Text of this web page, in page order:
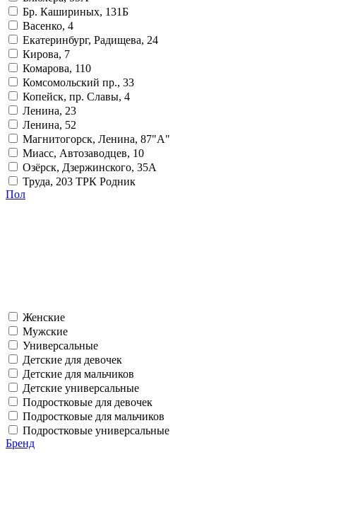
Бр. Кашириных, 131Б
Васенко, 4
Екатеринбург, Радищева, 24
Кирова, 7
Комарова, 110
Комсомольский пр., 33
Копейск, пр. Славы, 4
Ленина, 23
Ленина, 52
Магнитогорск, Ленина, 87"А"
Миасс, Автозаводцев, 10
Озёрск, Дзержинского, 35А
Труда, 203 ТРК Родник
Пол
Женские
Мужские
Универсальные
Детские для девочек
Детские для мальчиков
Детские универсальные
Подростковые для девочек
Подростковые для мальчиков
Подростковые универсальные
Бренд